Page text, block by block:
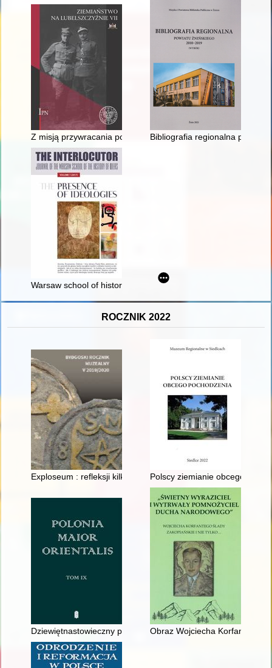
Z misją przywracania polskości : działalność Wiktora
Bibliografia regionalna
Warsaw school of historians of ideas, post-structuralism and
ROCZNIK 2022
Exploseum : refleksji kilka użytkownika, konserwatora i
Polscy ziemianie obcego
Dziewiętnastowieczny projekt herbu Rychwała :
Obraz Wojciecha Korfantego